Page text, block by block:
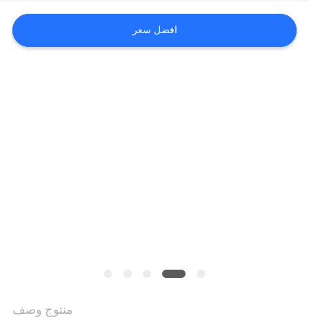
الجودة
افضل سعر
منتوج وصف